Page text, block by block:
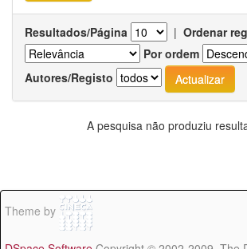
Resultados/Página | Ordenar
Por ordem
Autores/Registo
A pesquisa não produziu
Theme by